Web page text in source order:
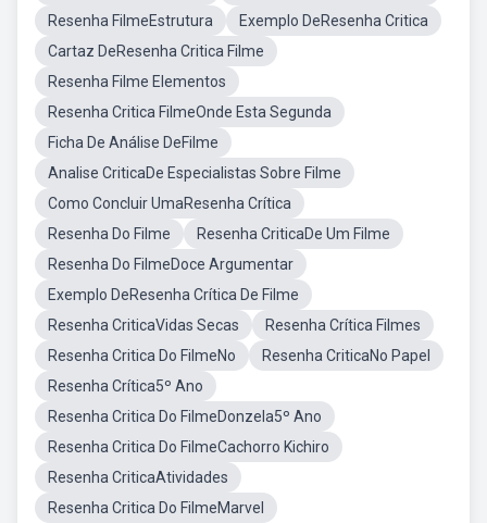
Resenha FilmeEstrutura
Exemplo DeResenha Critica
Cartaz DeResenha Critica Filme
Resenha Filme Elementos
Resenha Critica FilmeOnde Esta Segunda
Ficha De Análise DeFilme
Analise CriticaDe Especialistas Sobre Filme
Como Concluir UmaResenha Crítica
Resenha Do Filme
Resenha CriticaDe Um Filme
Resenha Do FilmeDoce Argumentar
Exemplo DeResenha Crítica De Filme
Resenha CriticaVidas Secas
Resenha Crítica Filmes
Resenha Critica Do FilmeNo
Resenha CriticaNo Papel
Resenha Crítica5º Ano
Resenha Critica Do FilmeDonzela5º Ano
Resenha Critica Do FilmeCachorro Kichiro
Resenha CriticaAtividades
Resenha Critica Do FilmeMarvel